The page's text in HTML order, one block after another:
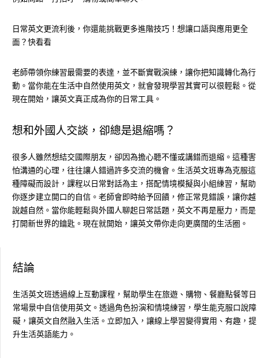
日常英文更流利後，你還能挑戰更多進階技巧！想讓口語與應用更全
面？快看看
老師帶領你練習最需要的表達，並不斷實戰演練，讓你把知識轉化為行
動。當你能在生活中自然使用英文，就會發現學習其實可以很輕鬆。從
現在開始，讓英文真正成為你的日常工具。
想和外國人交談，卻總是退縮嗎？
很多人雖然想結交國際朋友，卻因為擔心聽不懂或講錯而退縮。這種害
怕溝通的心理，往往讓人錯過許多交流的機會。生活英文班專為克服這
種障礙而設計，課程以日常對話為主，搭配情境模擬與小組練習，幫助
你逐步建立開口的自信。老師會即時給予回饋，修正常見錯誤，讓你越
說越自然。當你能輕鬆與外國人聊起日常話題，英文不再是壓力，而是
打開新世界的鑰匙。現在就開始，讓英文帶你走向更廣闊的生活圈。
結論
生活英文班透過線上互動課程，幫助學生在旅遊、購物、餐廳點餐等日
常場景中自信使用英文。透過角色扮演和情境練習，學生能克服口說障
礙，讓英文自然融入生活。立即加入，讓線上學習變得實用、有趣，提
升生活英語能力。